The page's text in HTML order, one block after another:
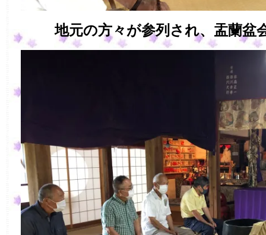
地元の方々が参列され、盂蘭盆